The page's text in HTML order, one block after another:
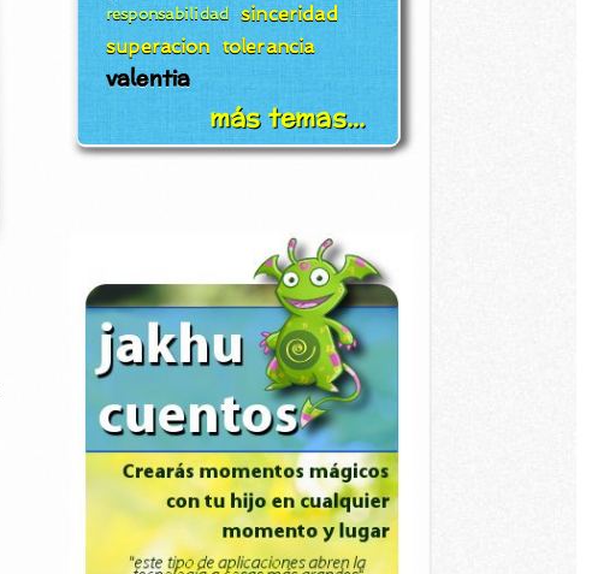
responsabilidad sinceridad
superacion tolerancia
valentia
más temas...